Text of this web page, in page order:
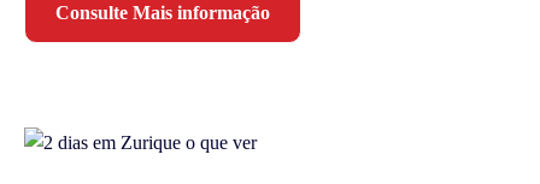
Consulte Mais informação